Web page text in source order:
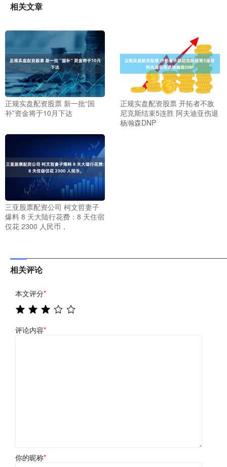
相关文章
正规实盘配资股票 新一批“国
补”资金将于10月下达
正规实盘配资股票 开拓者不敌
尼克斯结束5连胜 阿夫迪亚伤退
杨瀚森DNP
三亚股票配资公司 柯文哲妻子
爆料 8 天大陆行花费：8 天住宿
仅花 2300 人民币，
相关评论
本文评分*
评论内容*
你的昵称*